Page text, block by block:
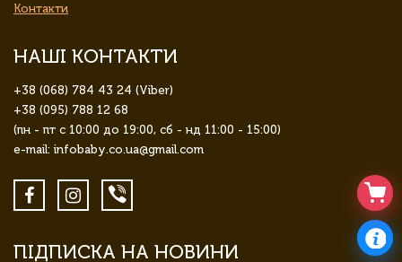
Контакти
НАШІ КОНТАКТИ
+38 (068) 784 43 24 (Viber)
+38 (095) 788 12 68
(пн - пт с 10:00 до 19:00, сб - нд 11:00 - 15:00)
e-mail: infobaby.co.ua@gmail.com
ПІДПИСКА НА НОВИНИ